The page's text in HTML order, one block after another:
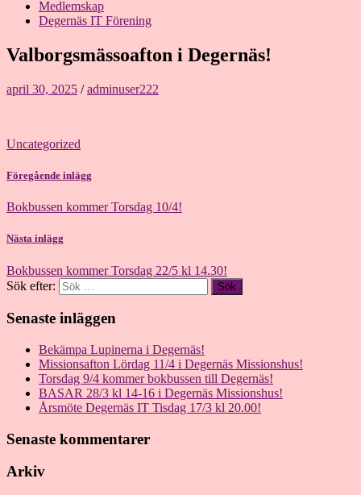
Medlemskap
Degernäs IT Förening
Valborgsmässoafton i Degernäs!
april 30, 2025 /adminuser222
Uncategorized
Föregående inlägg
Bokbussen kommer Torsdag 10/4!
Nästa inlägg
Bokbussen kommer Torsdag 22/5 kl 14.30!
Sök efter:
Senaste inläggen
Bekämpa Lupinerna i Degernäs!
Missionsafton Lördag 11/4 i Degernäs Missionshus!
Torsdag 9/4 kommer bokbussen till Degernäs!
BASAR 28/3 kl 14-16 i Degernäs Missionshus!
Årsmöte Degernäs IT Tisdag 17/3 kl 20.00!
Senaste kommentarer
Arkiv